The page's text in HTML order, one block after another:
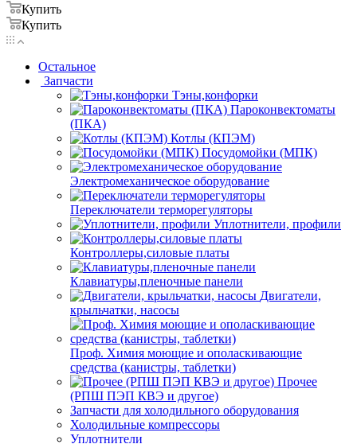
Купить
Купить
Остальное
Запчасти
Тэны,конфорки
Пароконвектоматы
(ПКА)
Котлы (КПЭМ)
Посудомойки (МПК)
Электромеханическое оборудование
Переключатели терморегуляторы
Уплотнители, профили
Контроллеры,силовые платы
Клавиатуры,пленочные панели
Двигатели,
крыльчатки, насосы
Проф. Химия моющие и ополаскивающие
средства (канистры, таблетки)
Прочее
(РПШ ПЭП КВЭ и другое)
Запчасти для холодильного оборудования
Холодильные компрессоры
Уплотнители